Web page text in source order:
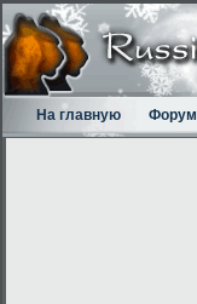
На главную Форум